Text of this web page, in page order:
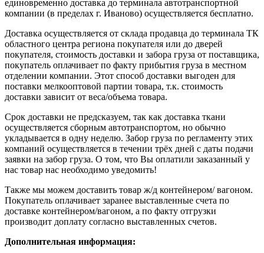
единовременно доставка до терминала автотранспортной
компании (в пределах г. Иваново) осуществляется бесплатно.
Доставка осуществляется от склада продавца до терминала ТК
областного центра региона покупателя или до дверей
покупателя, стоимость доставки и забора груза от поставщика,
покупатель оплачивает по факту прибытия груза в местном
отделении компании. Этот способ доставки выгоден для
поставки мелкооптовой партии товара, т.к. стоимость
доставки зависит от веса/объема товара.
Срок доставки не предсказуем, так как доставка ткани
осуществляется сборным автотранспортом, но обычно
укладывается в одну неделю. Забор груза по регламенту этих
компаний осуществляется в течении трёх дней с даты подачи
заявки на забор груза. О том, что Вы оплатили заказанный у
нас товар нас необходимо уведомить!
Также мы можем доставить товар ж/д контейнером/ вагоном.
Покупатель оплачивает заранее выставленные счета по
доставке контейнером/вагоном, а по факту отгрузки
производит доплату согласно выставленных счетов.
Дополнительная информация: